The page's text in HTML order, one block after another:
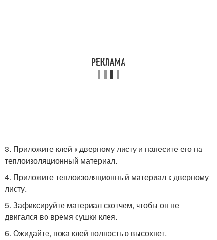
3. Приложите клей к дверному листу и нанесите его на
теплоизоляционный материал.
4. Приложите теплоизоляционный материал к дверному
листу.
5. Зафиксируйте материал скотчем, чтобы он не
двигался во время сушки клея.
6. Ожидайте, пока клей полностью высохнет.